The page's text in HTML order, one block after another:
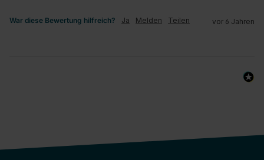
War diese Bewertung hilfreich? Ja Melden Teilen vor 6 Jahren